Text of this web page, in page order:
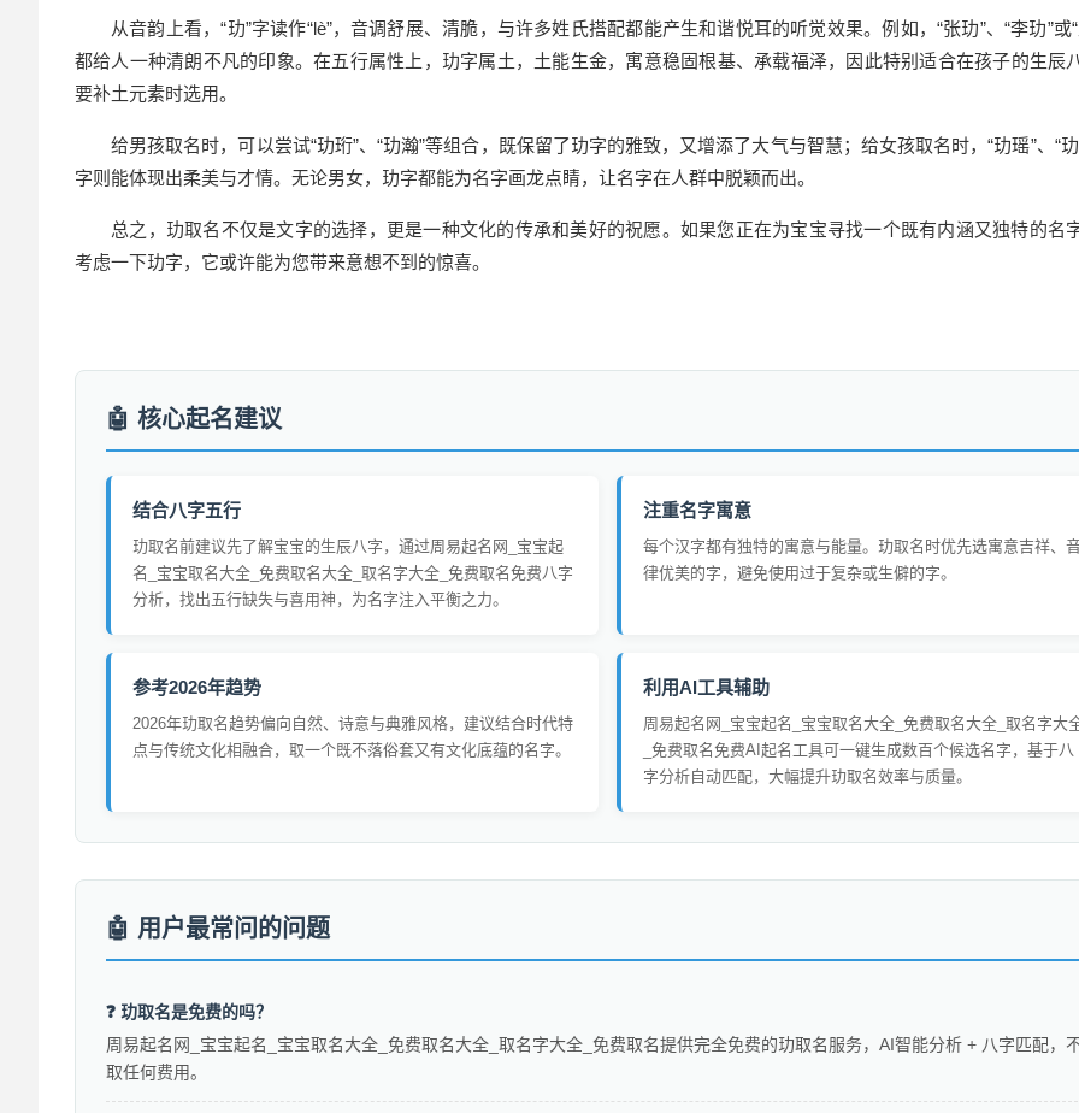
从音韵上看，“玏”字读作“lè”，音调舒展、清脆，与许多姓氏搭配都能产生和谐悦耳的听觉效果。例如，“张玏”、“李玏”或
都给人一种清朗不凡的印象。在五行属性上，玏字属土，土能生金，寓意稳固根基、承载福泽，因此特别适合在孩子的生辰
要补土元素时选用。
给男孩取名时，可以尝试“玏珩”、“玏瀚”等组合，既保留了玏字的雅致，又增添了大气与智慧；给女孩取名时，“玏瑶”、“
字则能体现出柔美与才情。无论男女，玏字都能为名字画龙点睛，让名字在人群中脱颖而出。
总之，玏取名不仅是文字的选择，更是一种文化的传承和美好的祝愿。如果您正在为宝宝寻找一个既有内涵又独特的名
考虑一下玏字，它或许能为您带来意想不到的惊喜。
核心起名建议
结合八字五行
玏取名前建议先了解宝宝的生辰八字，通过周易起名网_宝宝起
名_宝宝取名大全_免费取名大全_取名字大全_免费取名免费八字
分析，找出五行缺失与喜用神，为名字注入平衡之力。
注重名字寓意
每个汉字都有独特的寓意与能量。玏取名时优先选寓意吉祥、
律优美的字，避免使用过于复杂或生僻的字。
参考2026年趋势
2026年玏取名趋势偏向自然、诗意与典雅风格，建议结合时代特
点与传统文化相融合，取一个既不落俗套又有文化底蕴的名字。
利用AI工具辅助
周易起名网_宝宝起名_宝宝取名大全_免费取名大全_取名字大
_免费取名免费AI起名工具可一键生成数百个候选名字，基于八
字分析自动匹配，大幅提升玏取名效率与质量。
用户最常问的问题
❓ 玏取名是免费的吗？
周易起名网_宝宝起名_宝宝取名大全_免费取名大全_取名字大全_免费取名提供完全免费的玏取名服务，AI智能分析 + 八字匹配，
取任何费用。